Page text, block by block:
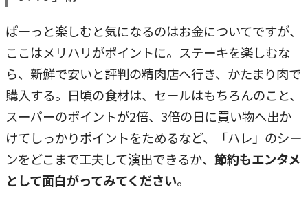
ぱーっと楽しむと気になるのはお金についてですが、
ここはメリハリがポイントに。ステーキを楽しむな
ら、新鮮で安いと評判の精肉店へ行き、かたまり肉で
購入する。日頃の食材は、セールはもちろんのこと、
スーパーのポイントが2倍、3倍の日に買い物へ出か
けてしっかりポイントをためるなど、「ハレ」のシー
ンをどこまで工夫して演出できるか、 節約もエンタメ
として面白がってみてください。